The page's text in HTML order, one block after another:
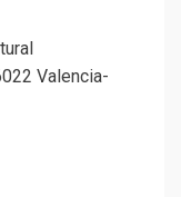
Valencia-